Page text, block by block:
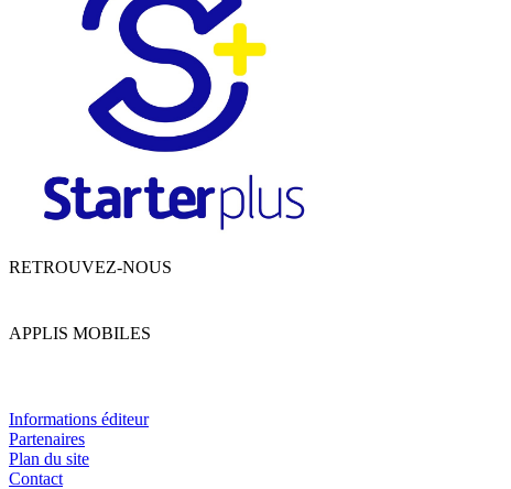
RETROUVEZ-NOUS
APPLIS MOBILES
Informations éditeur
Partenaires
Plan du site
Contact